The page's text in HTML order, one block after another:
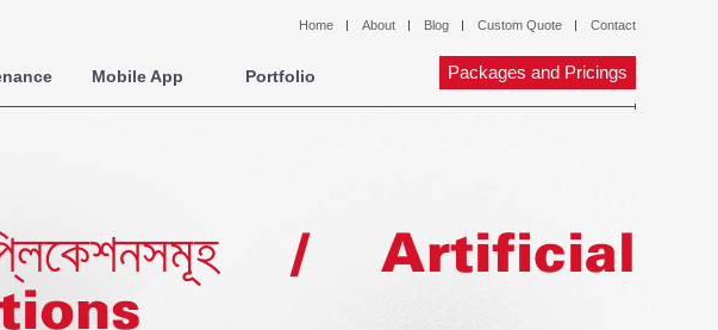
Home About Blog Custom Quote Contact
Mobile App Portfolio Packages and Pricings
/ Artificial